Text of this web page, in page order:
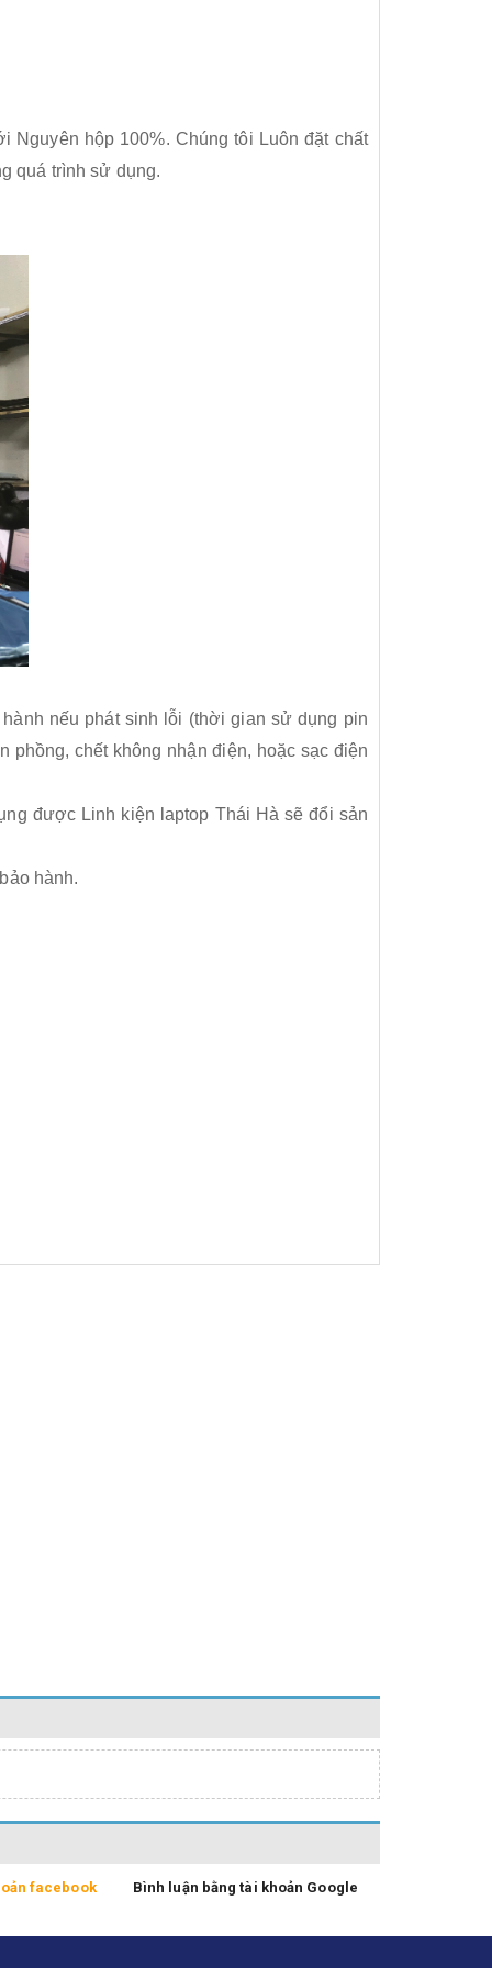
Nguyên hộp 100%. Chúng tôi Luôn đặt chất
quá trình sử dụng.
nếu phát sinh lỗi (thời gian sử dụng pin
chết không nhận điện, hoặc sạc điện
được Linh kiện laptop Thái Hà sẽ đổi sản
hành.
facebook Bình luận bằng tài khoản Google